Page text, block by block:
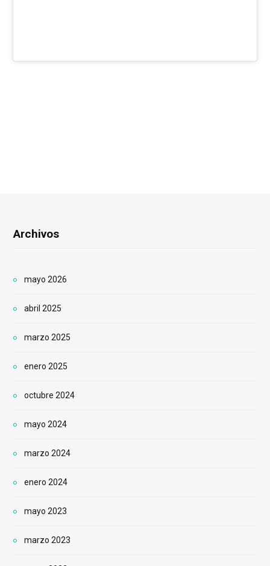
Archivos
mayo 2026
abril 2025
marzo 2025
enero 2025
octubre 2024
mayo 2024
marzo 2024
enero 2024
mayo 2023
marzo 2023